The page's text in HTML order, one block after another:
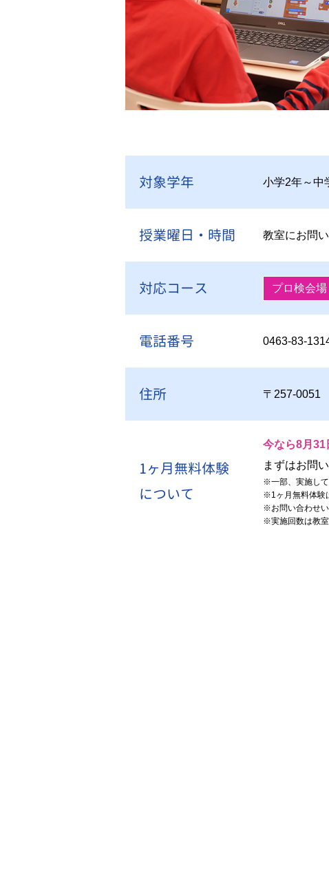
対象学年 小学2年～中
授業曜日・時間 教室にお問
対応コース プロ検会場
電話番号 0463-83-
住所 〒257-0051
1ヶ月無料体験
について
今なら8月31
まずはお問
※一部、実施し
※1ヶ月無料体験
※お問い合わせ
※実施回数は教